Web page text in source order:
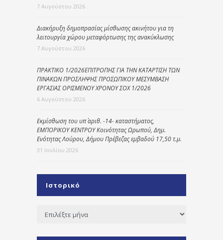
7 Αυγούστου 2026
Διακήρυξη δημοπρασίας μίσθωσης ακινήτου για τη
λειτουργία χώρου μεταφόρτωσης της ανακύκλωσης
7 Αυγούστου 2026
ΠΡΑΚΤΙΚΟ 1/2026ΕΠΙΤΡΟΠΗΣ ΓΙΑ ΤΗΝ ΚΑΤΑΡΤΙΣΗ ΤΩΝ
ΠΙΝΑΚΩΝ ΠΡΟΣΛΗΨΗΣ ΠΡΟΣΩΠΙΚΟΥ ΜΕΣΥΜΒΑΣΗ
ΕΡΓΑΣΙΑΣ ΟΡΙΣΜΕΝΟΥ ΧΡΟΝΟΥ ΣΟΧ 1/2026
6 Αυγούστου 2026
Εκμίσθωση του υπ΄ αριθ. -14- καταστήματος,
ΕΜΠΟΡΙΚΟΥ ΚΕΝΤΡΟΥ Κοινότητας Ωρωπού, Δημ.
Ενότητας Λούρου, Δήμου Πρέβεζας εμβαδού 17,50 τ.μ.
31 Ιουλίου 2026
Ιστορικό
Ιστορικό